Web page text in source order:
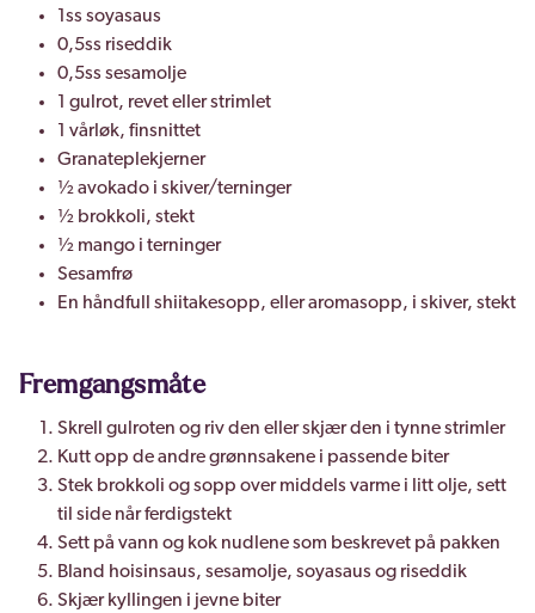
1ss soyasaus
0,5ss riseddik
0,5ss sesamolje
1 gulrot, revet eller strimlet
1 vårløk, finsnittet
Granateplekjerner
½ avokado i skiver/terninger
½ brokkoli, stekt
½ mango i terninger
Sesamfrø
En håndfull shiitakesopp, eller aromasopp, i skiver, stekt
Fremgangsmåte
Skrell gulroten og riv den eller skjær den i tynne strimler
Kutt opp de andre grønnsakene i passende biter
Stek brokkoli og sopp over middels varme i litt olje, sett
til side når ferdigstekt
Sett på vann og kok nudlene som beskrevet på pakken
Bland hoisinsaus, sesamolje, soyasaus og riseddik
Skjær kyllingen i jevne biter